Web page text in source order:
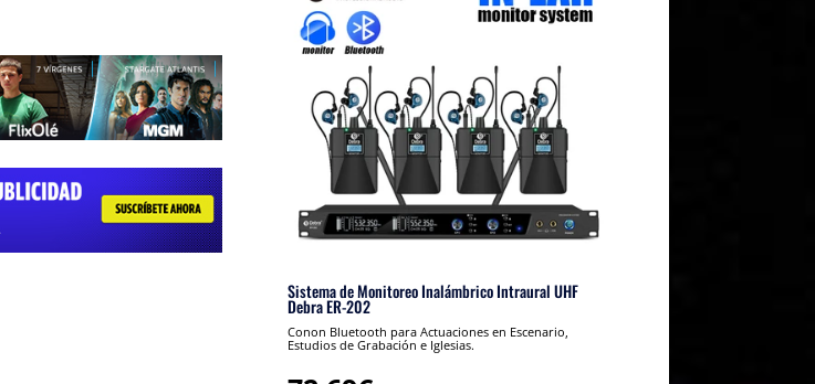
Sistema de Monitoreo Inalámbrico Intraural UHF
Debra ER-202
Conon Bluetooth para Actuaciones en Escenario,
Estudios de Grabación e Iglesias.